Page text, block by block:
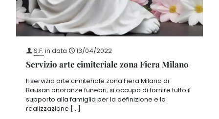
S.F. in data 13/04/2022
Servizio arte cimiteriale zona Fiera Milano
Il servizio arte cimiteriale zona Fiera Milano di
Bausan onoranze funebri, si occupa di fornire tutto il
supporto alla famiglia per la definizione e la
realizzazione […]